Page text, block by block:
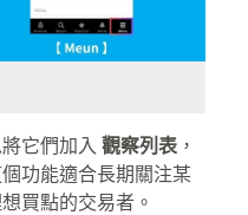
它們加入 觀察列表 ，
功能適合長期關注某
買點的交易者。